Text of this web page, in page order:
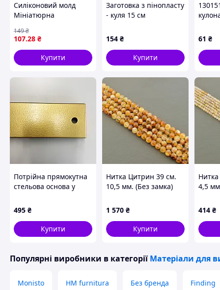
Силіконовий молд
Мініатюрна
(бочечка) 1,5 см для
епоксидної смоли |
Форма для брелків,
сережок та мініатюр
107.28 ₴
149₴
Купити
Заготовка з пінопласту
- куля 15 см
154 ₴
Купити
61 ₴
Потрійна прямокутна
стельова основа у
50х6х2,5 см
495 ₴
Купити
Нитка Цитрин 39 см.
10,5 мм. (Без замка)
1 570 ₴
Купити
4,5
414 ₴
Популярні виробники в категорії Матеріали для
Monisto HM furnitura Без бренда Finding